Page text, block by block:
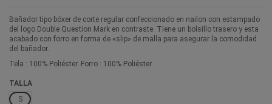
Bañador tipo bóxer de corte regular confeccionado en nailon con estampado
del logo Double Question Mark en contraste. Tiene un bolsillo trasero y esta
acabado con forro en forma de «slip» de malla para asegurar la comodidad
del bañador.
Tela : 100% Poliéster. Forro : 100% Poliéster.
TALLA
S